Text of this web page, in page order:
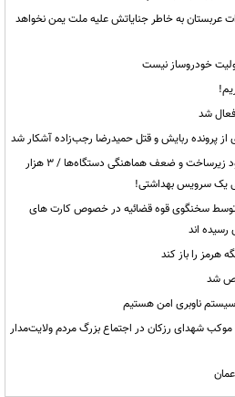
عربستان به خاطر جنایاتش علیه ملت یمن نخواهد
خودروساز نیست
فعال شد
از پرونده ربایش و قتل حمیدرضا رجب‌زاده آشکار شد
ریمـدان؛ مرزی گرفتار در صف، کمبود زیرساخت و ضعف هماهنگی دستگاه‌ها / ۳ هزار
یک سرویس بهداشتی!
توسط سخنگوی قوه قضائیه در خصوص کارت های
رسیده اند
هرمز را باز کند
شد
ناوبری امن هستیم
شهدای رزکان در اجتماع بزرگ مردم ولایت‌مدار